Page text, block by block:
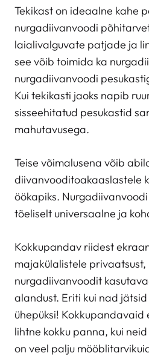
Tekikast on ideaalne kahe
nurgadiivanvoodi
laialivalguvate patjade ja
see võib toimida ka
nurgadiivanvoodi
Kui tekikasti jaoks napib
sisseehitatud pesukastid
mahutavusega.
Teise võimalusena võib
diivanvooditoakaaslastele
öökapiks.
tõeliselt universaalne ja
Kokkupandav riidest
majakülalistele privaatsust,
nurgadiivanvoodit
alandust. Eriti kui nad
ühepüksi! Kokkupandavaid
lihtne kokku panna, kui
on veel palju